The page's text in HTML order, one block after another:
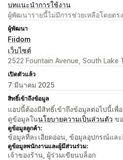
บทแนะนำการใช้งาน
ผู้พัฒนารายนี้ไม่มีการช่วยเหลือโดยตร
ผู้พัฒนา
Fiidom
เว็บไซต์
2522 Fountain Avenue, South Lake
เปิดตัวแล้ว
7 มีนาคม 2025
สิทธิ์เข้าถึงข้อมูล
แอปนี้ต้องมีสิทธิ์เข้าถึงข้อมูลต่อไปนี้เ
ดูข้อมูลในนโยบายความเป็นส่วนตัว ข
ดูข้อมูลลูกค้า:
ข้อมูลที่ละเอียดอ่อน, ข้อมูลอุปกรณ์และ
ดูข้อมูลพนักงานและผู้มีส่วนร่วม:
เจ้าของร้าน, ผู้ร่วมเขียนบล็อก